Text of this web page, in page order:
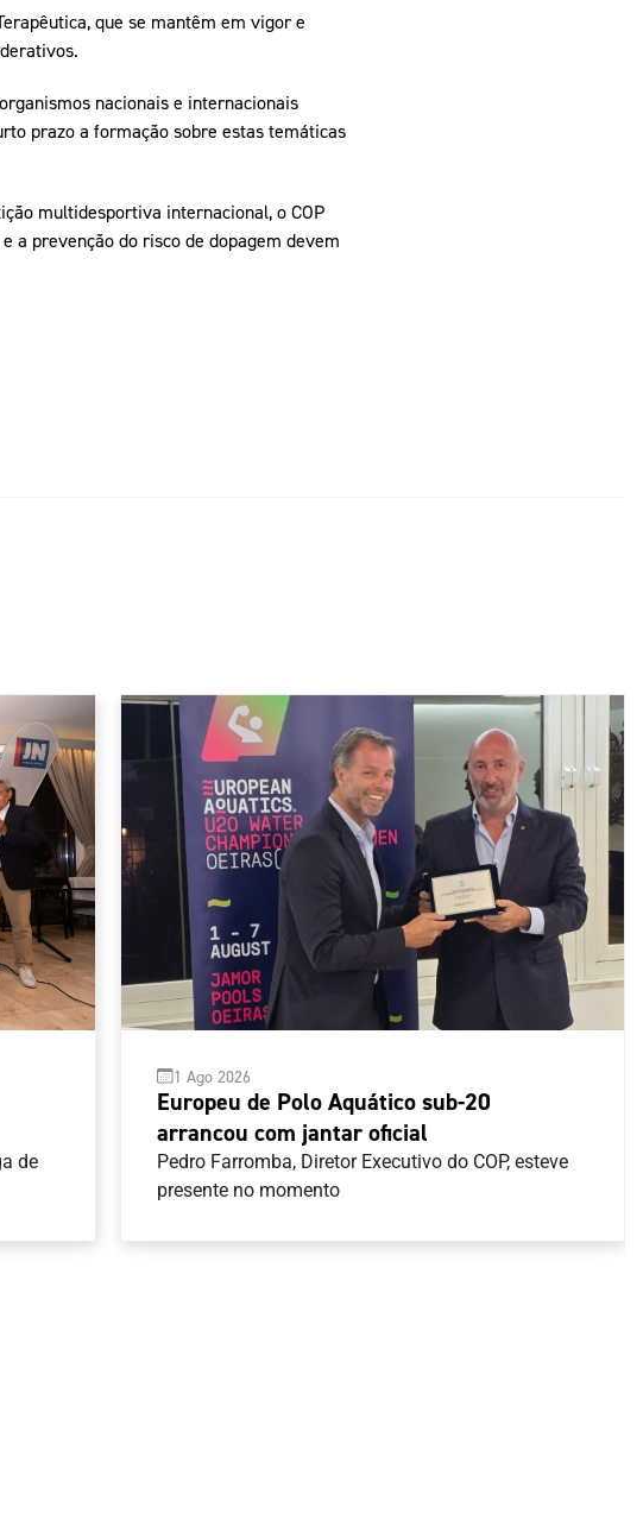
que se mantêm em vigor e
nacionais e internacionais
prazo a formação sobre estas temáticas
multidesportiva internacional, o COP
a prevenção do risco de dopagem devem
de
1 Ago 2026
Europeu de Polo Aquático sub-20
arrancou com jantar oficial
Pedro Farromba, Diretor Executivo do COP, esteve
presente no momento